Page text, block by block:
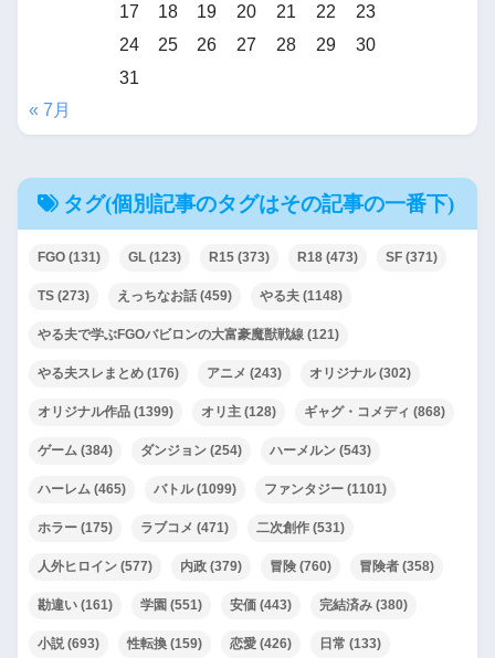
17
18 19 20 21 22
23
24
25 26 27 28 29
30
31
« 7月
タグ(個別記事のタグはその記事の一番下)
FGO (131) GL (123) R15 (373) R18 (473) SF (371)
TS (273) えっちなお話 (459) やる夫 (1148)
やる夫で学ぶFGOバビロンの大富豪魔獣戦線 (121)
やる夫スレまとめ (176) アニメ (243) オリジナル(302)
オリジナル作品 (1399) オリ主 (128) ギャグ・コメディ (868)
ゲーム (384) ダンジョン (254) ハーメルン (543)
ハーレム (465) バトル(1099) ファンタジー (1101)
ホラー (175) ラブコメ (471) 二次創作 (531)
人外ヒロイン (577) 内政 (379) 冒険 (760) 冒険者 (358)
勘違い (161) 学園 (551) 安価 (443) 完結済み (380)
小説 (693) 性転換 (159) 恋愛 (426) 日常 (133)